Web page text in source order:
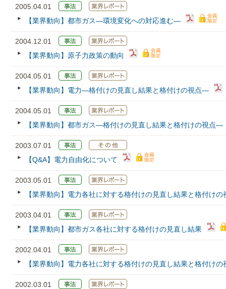
2005.04.01
【業界動向】都市ガス―環境変化への対応進む―
2004.12.01
【業界動向】原子力政策の動向
2004.05.01
【業界動向】電力―格付けの見直し結果と格付けの視点―
2004.05.01
【業界動向】都市ガス―格付けの見直し結果と格付けの視点―
2003.07.01
【Q&A】電力自由化について
2003.05.01
【業界動向】電力各社に対する格付けの見直し結果と格付けの
2003.04.01
【業界動向】都市ガス各社に対する格付けの見直し結果
2002.04.01
【業界動向】電力各社に対する格付けの見直し結果と格付けの
2002.03.01